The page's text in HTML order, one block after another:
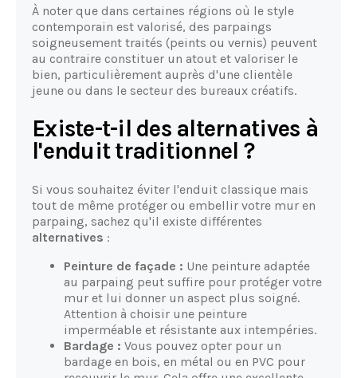
À noter que dans certaines régions où le style
contemporain est valorisé, des parpaings
soigneusement traités (peints ou vernis) peuvent
au contraire constituer un atout et valoriser le
bien, particulièrement auprès d'une clientèle
jeune ou dans le secteur des bureaux créatifs.
Existe-t-il des alternatives à
l'enduit traditionnel ?
Si vous souhaitez éviter l'enduit classique mais
tout de même protéger ou embellir votre mur en
parpaing, sachez qu'il existe différentes
alternatives :
Peinture de façade : Une peinture adaptée
au parpaing peut suffire pour protéger votre
mur et lui donner un aspect plus soigné.
Attention à choisir une peinture
imperméable et résistante aux intempéries.
Bardage : Vous pouvez opter pour un
bardage en bois, en métal ou en PVC pour